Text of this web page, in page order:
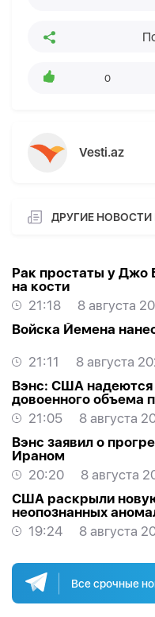
0
Vesti.az
ДРУГИЕ НОВОСТИ
Рак простаты у Джо
на кости
21:18
8 августа
Войска Йемена
21:11
8 августа
Вэнс: США надеются
довоенного объема
Ормуз
21:05
8 августа
Вэнс заявил о
Ираном
20:20
8 августа
США раскрыли
неопознанных
19:24
8 августа
Все срочные